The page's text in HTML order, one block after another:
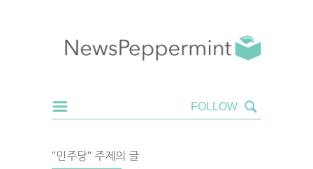
"민주당" 주제의 글